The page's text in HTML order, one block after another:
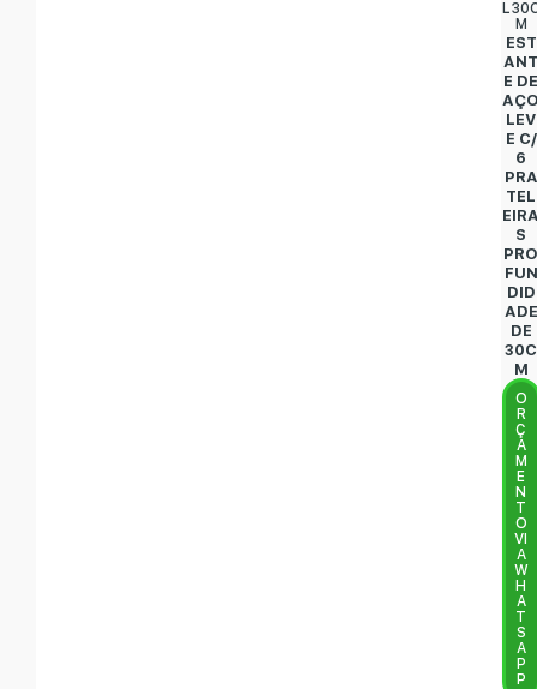
M
EST
E
LEV
E C/
6
PRA
TEL
S
FUN
DID
ADE
DE
30C
M
O
R
Ç
A
M
E
N
T
O
VI
A
W
H
A
T
S
A
P
P